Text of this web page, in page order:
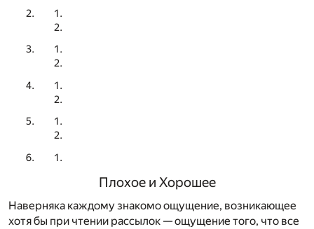
Плохое и Хорошее
Наверняка каждому знакомо ощущение, возникающее
хотя бы при чтении рассылок — ощущение того, что все